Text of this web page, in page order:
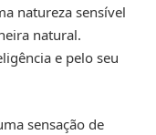
natureza sensível
natural.
e pelo seu
sensação de